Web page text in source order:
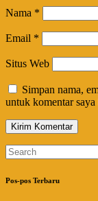
Nama *
Email *
Situs Web
Simpan nama,
untuk komentar
Pos-pos Terbaru